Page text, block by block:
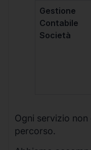
Gestione
Contabile
Società
Ogni servizio
percorso.